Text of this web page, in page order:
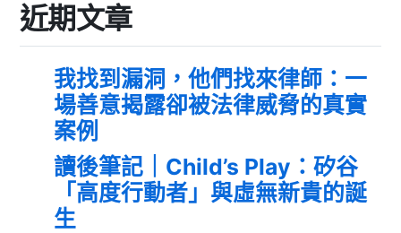
近期文章
我找到漏洞，他們找來律師：一
場善意揭露卻被法律威脅的真實
案例
讀後筆記｜Child’s Play：矽谷
「高度行動者」與虛無新貴的誕
生